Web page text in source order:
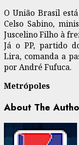
O União Brasil
Celso Sabino,
Juscelino Filho à
Já o PP, partido
Lira, comanda a
por André Fufuca.
Metrópoles
About The